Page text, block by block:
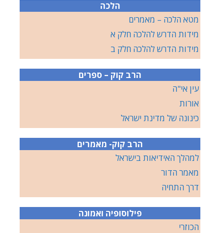
הלכה
מטא הלכה – מאמרים
מידות הדרש להלכה חלק א
מידות הדרש להלכה חלק ב
הרב קוק – ספרים
עין אי"ה
אורות
כינונה של מדינת ישראל
הרב קוק- מאמרים
למהלך האידיאות בישראל
מאמר הדור
דרך התחיה
פילוסופיה ואמונה
הכוזרי